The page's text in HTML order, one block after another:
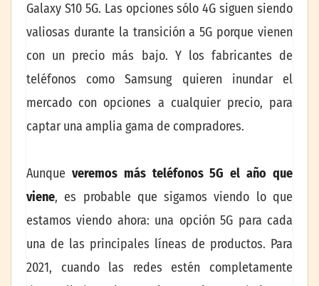
Galaxy S10 5G. Las opciones sólo 4G siguen siendo
valiosas durante la transición a 5G porque vienen
con un precio más bajo. Y los fabricantes de
teléfonos como Samsung quieren inundar el
mercado con opciones a cualquier precio, para
captar una amplia gama de compradores.
Aunque veremos más teléfonos 5G el año que
viene, es probable que sigamos viendo lo que
estamos viendo ahora: una opción 5G para cada
una de las principales líneas de productos. Para
2021, cuando las redes estén completamente